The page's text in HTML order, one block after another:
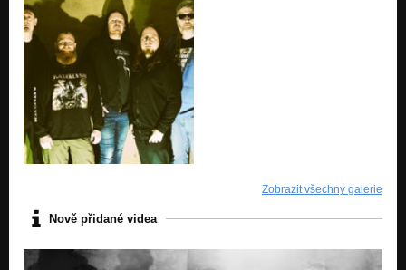
05 - Prison / Demo 2003
Nezařazeno
Zobrazit všechny galerie
Nově přidané videa